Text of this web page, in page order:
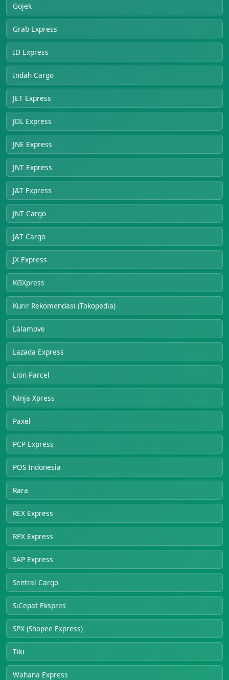
Gojek
Grab Express
ID Express
Indah Cargo
JET Express
JDL Express
JNE Express
JNT Express
J&T Express
JNT Cargo
J&T Cargo
JX Express
KGXpress
Kurir Rekomendasi (Tokopedia)
Lalamove
Lazada Express
Lion Parcel
Ninja Xpress
Paxel
PCP Express
POS Indonesia
Rara
REX Express
RPX Express
SAP Express
Sentral Cargo
SiCepat Ekspres
SPX (Shopee Express)
Tiki
Wahana Express